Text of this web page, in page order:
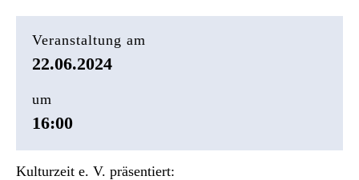
Veranstaltung am
22.06.2024
um
16:00
Kulturzeit e. V. präsentiert: